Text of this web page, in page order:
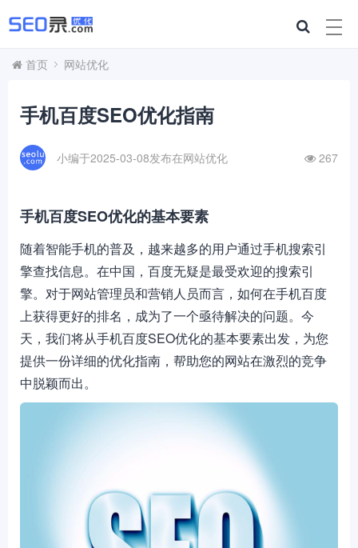
首页 网站优化
手机百度SEO优化指南
小编于2025-03-08发布在网站优化 267
手机百度SEO优化的基本要素
随着智能手机的普及，越来越多的用户通过手机搜索引
擎查找信息。在中国，百度无疑是最受欢迎的搜索引
擎。对于网站管理员和营销人员而言，如何在手机百度
上获得更好的排名，成为了一个亟待解决的问题。今
天，我们将从手机百度SEO优化的基本要素出发，为您
提供一份详细的优化指南，帮助您的网站在激烈的竞争
中脱颖而出。